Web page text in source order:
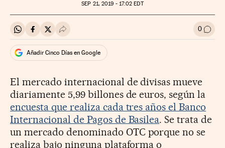
SEP 21, 2019 - 17:02 EDT
Compartir en Whatsapp
Compartir en Facebook
Compartir en Twitter
Desplegar Redes Sociales 0 Ir a
Añadir Cinco Días en Google
El mercado internacional de divisas mueve
diariamente 5,99 billones de euros, según la
encuesta que realiza cada tres años el Banco
Internacional de Pagos de Basilea. Se trata de
un mercado denominado OTC porque no se
realiza bajo ninguna plataforma o